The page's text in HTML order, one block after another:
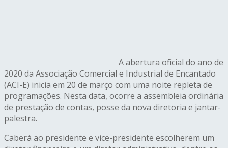
A abertura oficial do ano de
2020 da Associação Comercial e Industrial de Encantado
(ACI-E) inicia em 20 de março com uma noite repleta de
programações. Nesta data, ocorre a assembleia ordinária
de prestação de contas, posse da nova diretoria e jantar-
palestra.
Caberá ao presidente e vice-presidente escolherem um